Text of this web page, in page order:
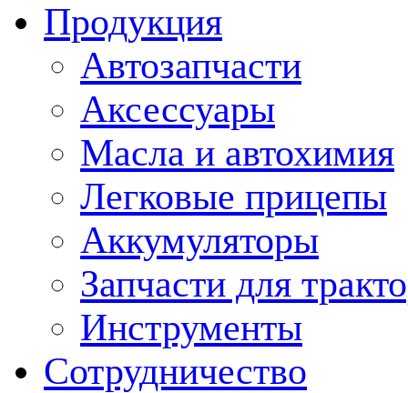
Продукция
Автозапчасти
Аксессуары
Масла и автохимия
Легковые прицепы
Аккумуляторы
Запчасти для
Инструменты
Сотрудничество